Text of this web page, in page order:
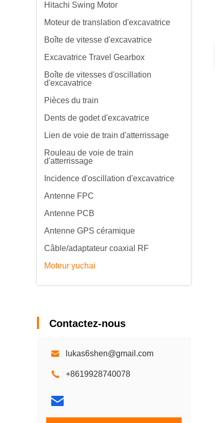
Hitachi Swing Motor
Moteur de translation d'excavatrice
Boîte de vitesse d'excavatrice
Excavatrice Travel Gearbox
Boîte de vitesses d'oscillation
d'excavatrice
Pièces du train
Dents de godet d'excavatrice
Lien de voie de train d'atterrissage
Rouleau de voie de train
d'atterrissage
Incidence d'oscillation d'excavatrice
Antenne FPC
Antenne PCB
Antenne GPS céramique
Câble/adaptateur coaxial RF
Moteur yuchai
Contactez-nous
lukas6shen@gmail.com
+8619928740078